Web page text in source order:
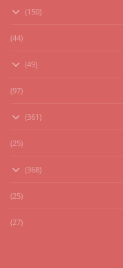
(150)
(44)
(49)
(97)
(361)
(25)
(368)
(25)
(27)